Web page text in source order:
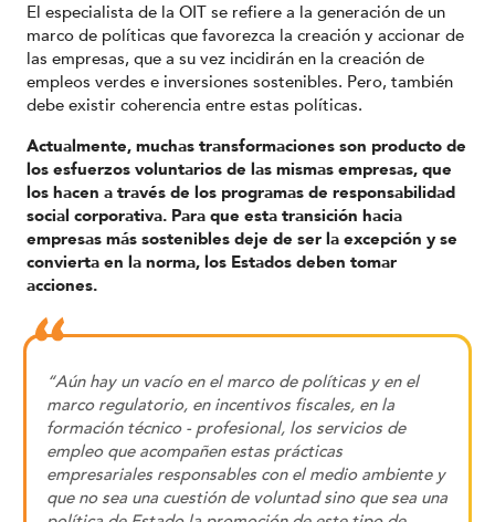
El especialista de la OIT se refiere a la generación de un
marco de políticas que favorezca la creación y accionar de
las empresas, que a su vez incidirán en la creación de
empleos verdes e inversiones sostenibles. Pero, también
debe existir coherencia entre estas políticas.
Actualmente, muchas transformaciones son producto de
los esfuerzos voluntarios de las mismas empresas, que
los hacen a través de los programas de responsabilidad
social corporativa. Para que esta transición hacia
empresas más sostenibles deje de ser la excepción y se
convierta en la norma, los Estados deben tomar
acciones.
“Aún hay un vacío en el marco de políticas y en el
marco regulatorio, en incentivos fiscales, en la
formación técnico - profesional, los servicios de
empleo que acompañen estas prácticas
empresariales responsables con el medio ambiente y
que no sea una cuestión de voluntad sino que sea una